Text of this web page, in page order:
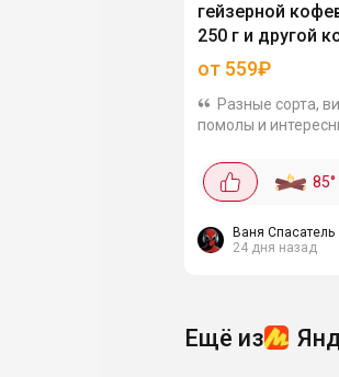
гейзерной
250 г и другой
Camera Obscura
от 559₽
Разные сорта,
помолы и
Obscura по
Например, кофе
кофеварки, 250 г
взять за 559₽....
85°
Ваня Спасатель
24 дня назад
Ещё из